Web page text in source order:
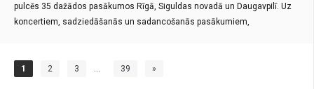
pulcēs 35 dažādos pasākumos Rīgā, Siguldas novadā un Daugavpilī. Uz
koncertiem, sadziedāšanās un sadancošanās pasākumiem,
1 2 3 39 »